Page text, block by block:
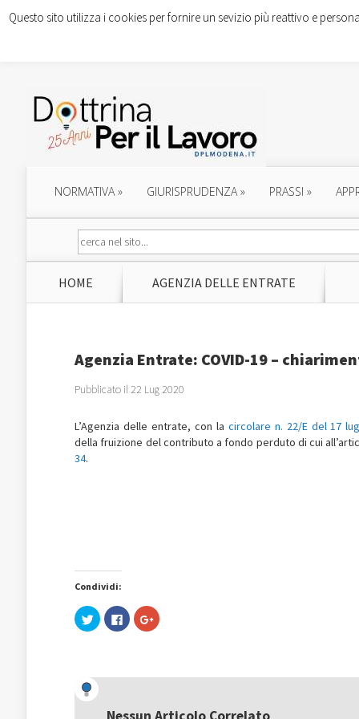
NORMATIVA» GIURISPRUDENZA» PRASSI »
HOME AGENZIA DELLE ENTRATE
Agenzia Entrate: COVID-19 –
Pubblicato il 22 Lug 2020
L’Agenzia delle entrate, con la circolare n. 22/E del 17
della fruizione del contributo a fondo perduto di cui
34.
Condividi:
Fai
clic
(Si
apre
una
Fai
clic
nuova
Fai
clic
una
Questo sito utilizza i cookies per fornire un sevizio più reattivo e